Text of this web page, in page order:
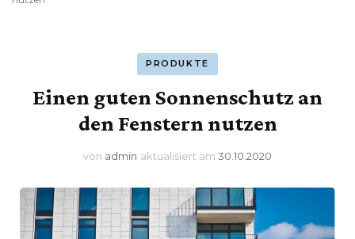
PRODUKTE
Einen guten Sonnenschutz an
den Fenstern nutzen
von admin aktualisiert am 30.10.2020